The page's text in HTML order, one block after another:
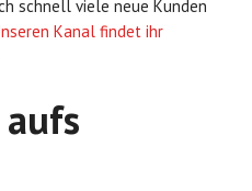
schnell viele neue Kunden
Kanal findet ihr